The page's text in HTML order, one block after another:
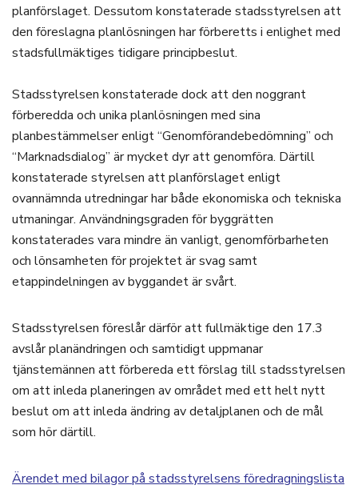
planförslaget. Dessutom konstaterade stadsstyrelsen att
den föreslagna planlösningen har förberetts i enlighet med
stadsfullmäktiges tidigare principbeslut.
Stadsstyrelsen konstaterade dock att den noggrant
förberedda och unika planlösningen med sina
planbestämmelser enligt “Genomförandebedömning” och
“Marknadsdialog” är mycket dyr att genomföra. Därtill
konstaterade styrelsen att planförslaget enligt
ovannämnda utredningar har både ekonomiska och tekniska
utmaningar. Användningsgraden för byggrätten
konstaterades vara mindre än vanligt, genomförbarheten
och lönsamheten för projektet är svag samt
etappindelningen av byggandet är svårt.
Stadsstyrelsen föreslår därför att fullmäktige den 17.3
avslår planändringen och samtidigt uppmanar
tjänstemännen att förbereda ett förslag till stadsstyrelsen
om att inleda planeringen av området med ett helt nytt
beslut om att inleda ändring av detaljplanen och de mål
som hör därtill.
Ärendet med bilagor på stadsstyrelsens föredragningslista